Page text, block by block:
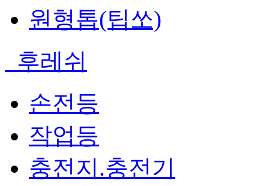
원형톱(팁쏘)
후레쉬
손전등
작업등
충전지.충전기